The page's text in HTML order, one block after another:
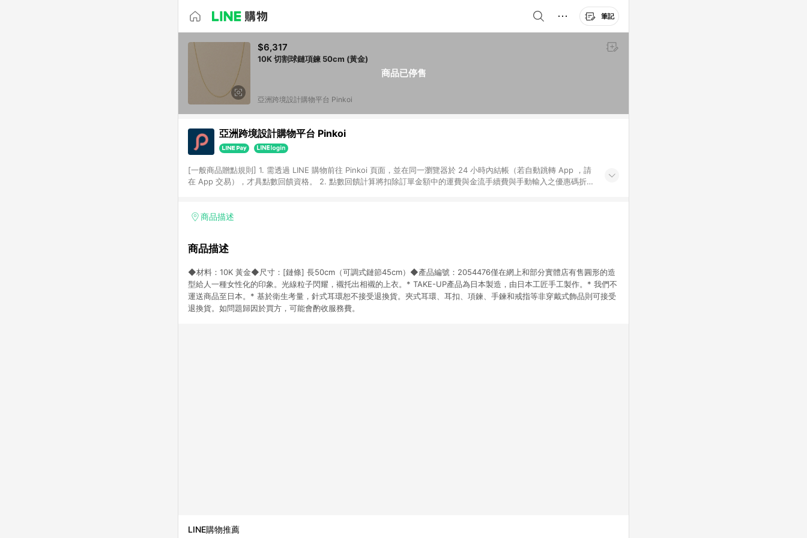
筆記
商品已停售
$6,317
10K 切割球鏈項鍊 50cm (黃金)
亞洲跨境設計購物平台 Pinkoi
亞洲跨境設計購物平台 Pinkoi
[一般商品贈點規則] 1. 需透過 LINE 購物前往 Pinkoi 頁面，並在同一瀏覽器於 24 小時內結帳（若自動跳轉 App ，請
在 App 交易），才具點數回饋資格。 2. 點數回饋計算將扣除訂單金額中的運費與金流手續費與手動輸入之優惠碼折
格，部分退款不在此限。 6. APP 請更新至Android v4.6.0 / iOS v4.1.5 以上才具贈點資格。 7. 點數將於出貨後 45 天
使用規則請以點數紅包活動說明為準。 11. 若於 LINE 購物前往 Pinkoi 頁面後才首次下載 Pinkoi APP 並完成訂單，不
商品描述
商品描述
◆材料：10K 黃金◆尺寸：[鏈條] 長50cm（可調式鏈節45cm）◆產品編號：2054476僅在網上和部分實體店有售圓形的造
型給人一種女性化的印象。光線粒子閃耀，襯托出相襯的上衣。* TAKE-UP產品為日本製造，由日本工匠手工製作。* 我們不
運送商品至日本。* 基於衛生考量，針式耳環恕不接受退換貨。夾式耳環、耳扣、項鍊、手鍊和戒指等非穿戴式飾品則可接受
退換貨。如問題歸因於買方，可能會酌收服務費。
LINE購物推薦